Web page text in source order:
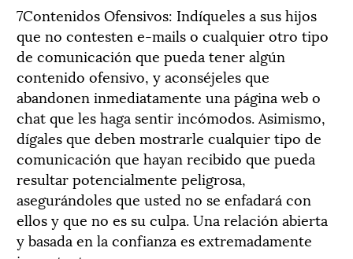
7Contenidos Ofensivos: Indíqueles a sus hijos
que no contesten e-mails o cualquier otro tipo
de comunicación que pueda tener algún
contenido ofensivo, y aconséjeles que
abandonen inmediatamente una página web o
chat que les haga sentir incómodos. Asimismo,
dígales que deben mostrarle cualquier tipo de
comunicación que hayan recibido que pueda
resultar potencialmente peligrosa,
asegurándoles que usted no se enfadará con
ellos y que no es su culpa. Una relación abierta
y basada en la confianza es extremadamente